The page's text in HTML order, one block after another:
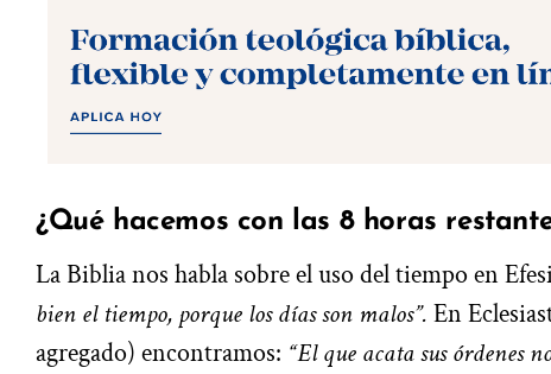
¿Qué hacemos con las 8 horas
La Biblia nos habla sobre el uso del tiempo en
bien el tiempo, porque los días son malos”. En
agregado) encontramos: “El que acata sus órdenes